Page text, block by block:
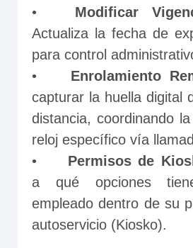
Actualiza la fecha de
para control
Enrolamiento
capturar la huella digital
distancia, coordinando
reloj específico vía
Permisos de
a qué opciones
empleado dentro de su
autoservicio (Kiosko).